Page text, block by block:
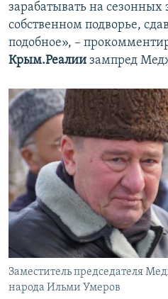
зарабатывать на сезонных
собственном подворье,
подобное», –
Крым.Реалии зампред
Заместитель председателя
народа Ильми Умеров